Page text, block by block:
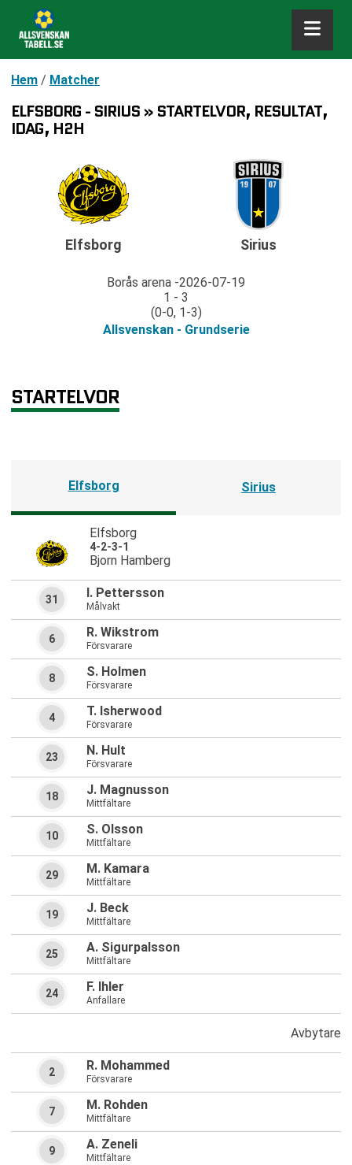
Hem / Matcher
ELFSBORG - SIRIUS » STARTELVOR, RESULTAT,
IDAG, H2H
Elfsborg
Borås arena 2026-07-19
1 - 3
(0-0, 1-3)
Allsvenskan - Grundserie
Sirius
STARTELVOR
Elfsborg Sirius
Elfsborg
4-2-3-1
Bjorn Hamberg
I. Pettersson
Målvakt
31
R. Wikstrom
Försvarare
6
S. Holmen
Försvarare
8
T. Isherwood
Försvarare
4
N. Hult
Försvarare
23
J. Magnusson
Mittfältare
18
S. Olsson
Mittfältare
10
M. Kamara
Mittfältare
29
J. Beck
Mittfältare
19
A. Sigurpalsson
Mittfältare
25
F. Ihler
Anfallare
24
Avbytare
R. Mohammed
Försvarare
2
M. Rohden
Mittfältare
7
A. Zeneli
Mittfältare
9